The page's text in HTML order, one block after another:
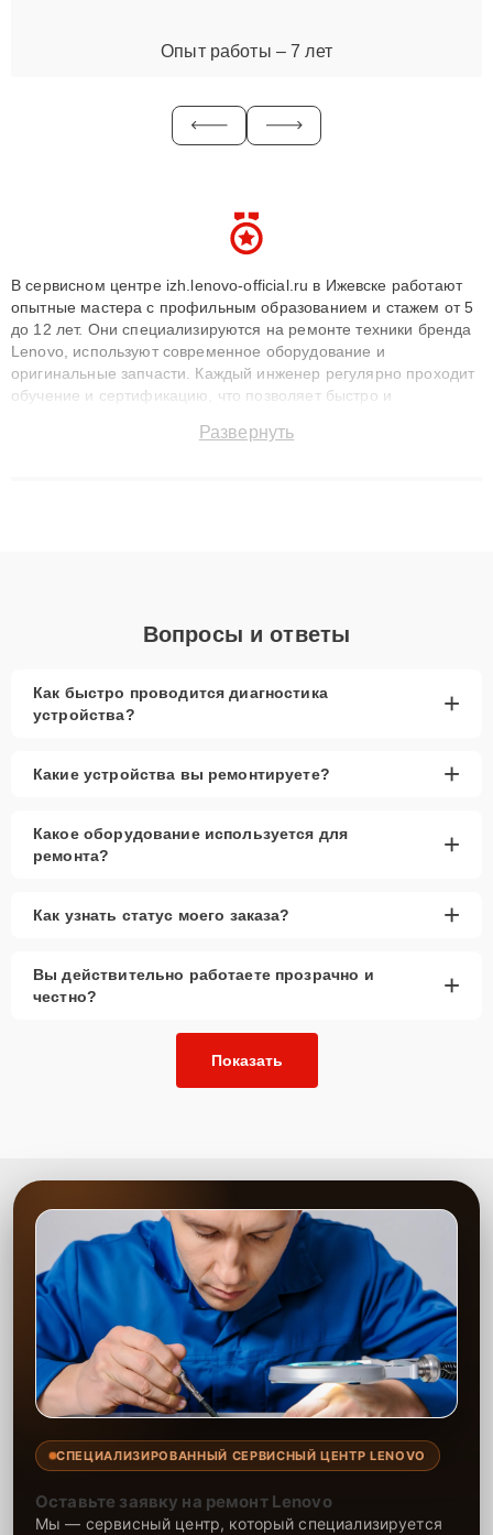
Опыт работы – 7 лет
В сервисном центре izh.lenovo-official.ru в Ижевске работают
опытные мастера с профильным образованием и стажем от 5
до 12 лет. Они специализируются на ремонте техники бренда
Lenovo, используют современное оборудование и
оригинальные запчасти. Каждый инженер регулярно проходит
обучение и сертификацию, что позволяет быстро и
сохранением гарантии до 3 лет. Наши мастера решают
Развернуть
Вопросы и ответы
Как быстро проводится диагностика
устройства?
+
Какие устройства вы ремонтируете? +
Какое оборудование используется для
ремонта?
+
Как узнать статус моего заказа? +
Вы действительно работаете прозрачно и
честно?
+
Показать
СПЕЦИАЛИЗИРОВАННЫЙ СЕРВИСНЫЙ ЦЕНТР LENOVO
Оставьте заявку на ремонт Lenovo
Мы — сервисный центр, который специализируется